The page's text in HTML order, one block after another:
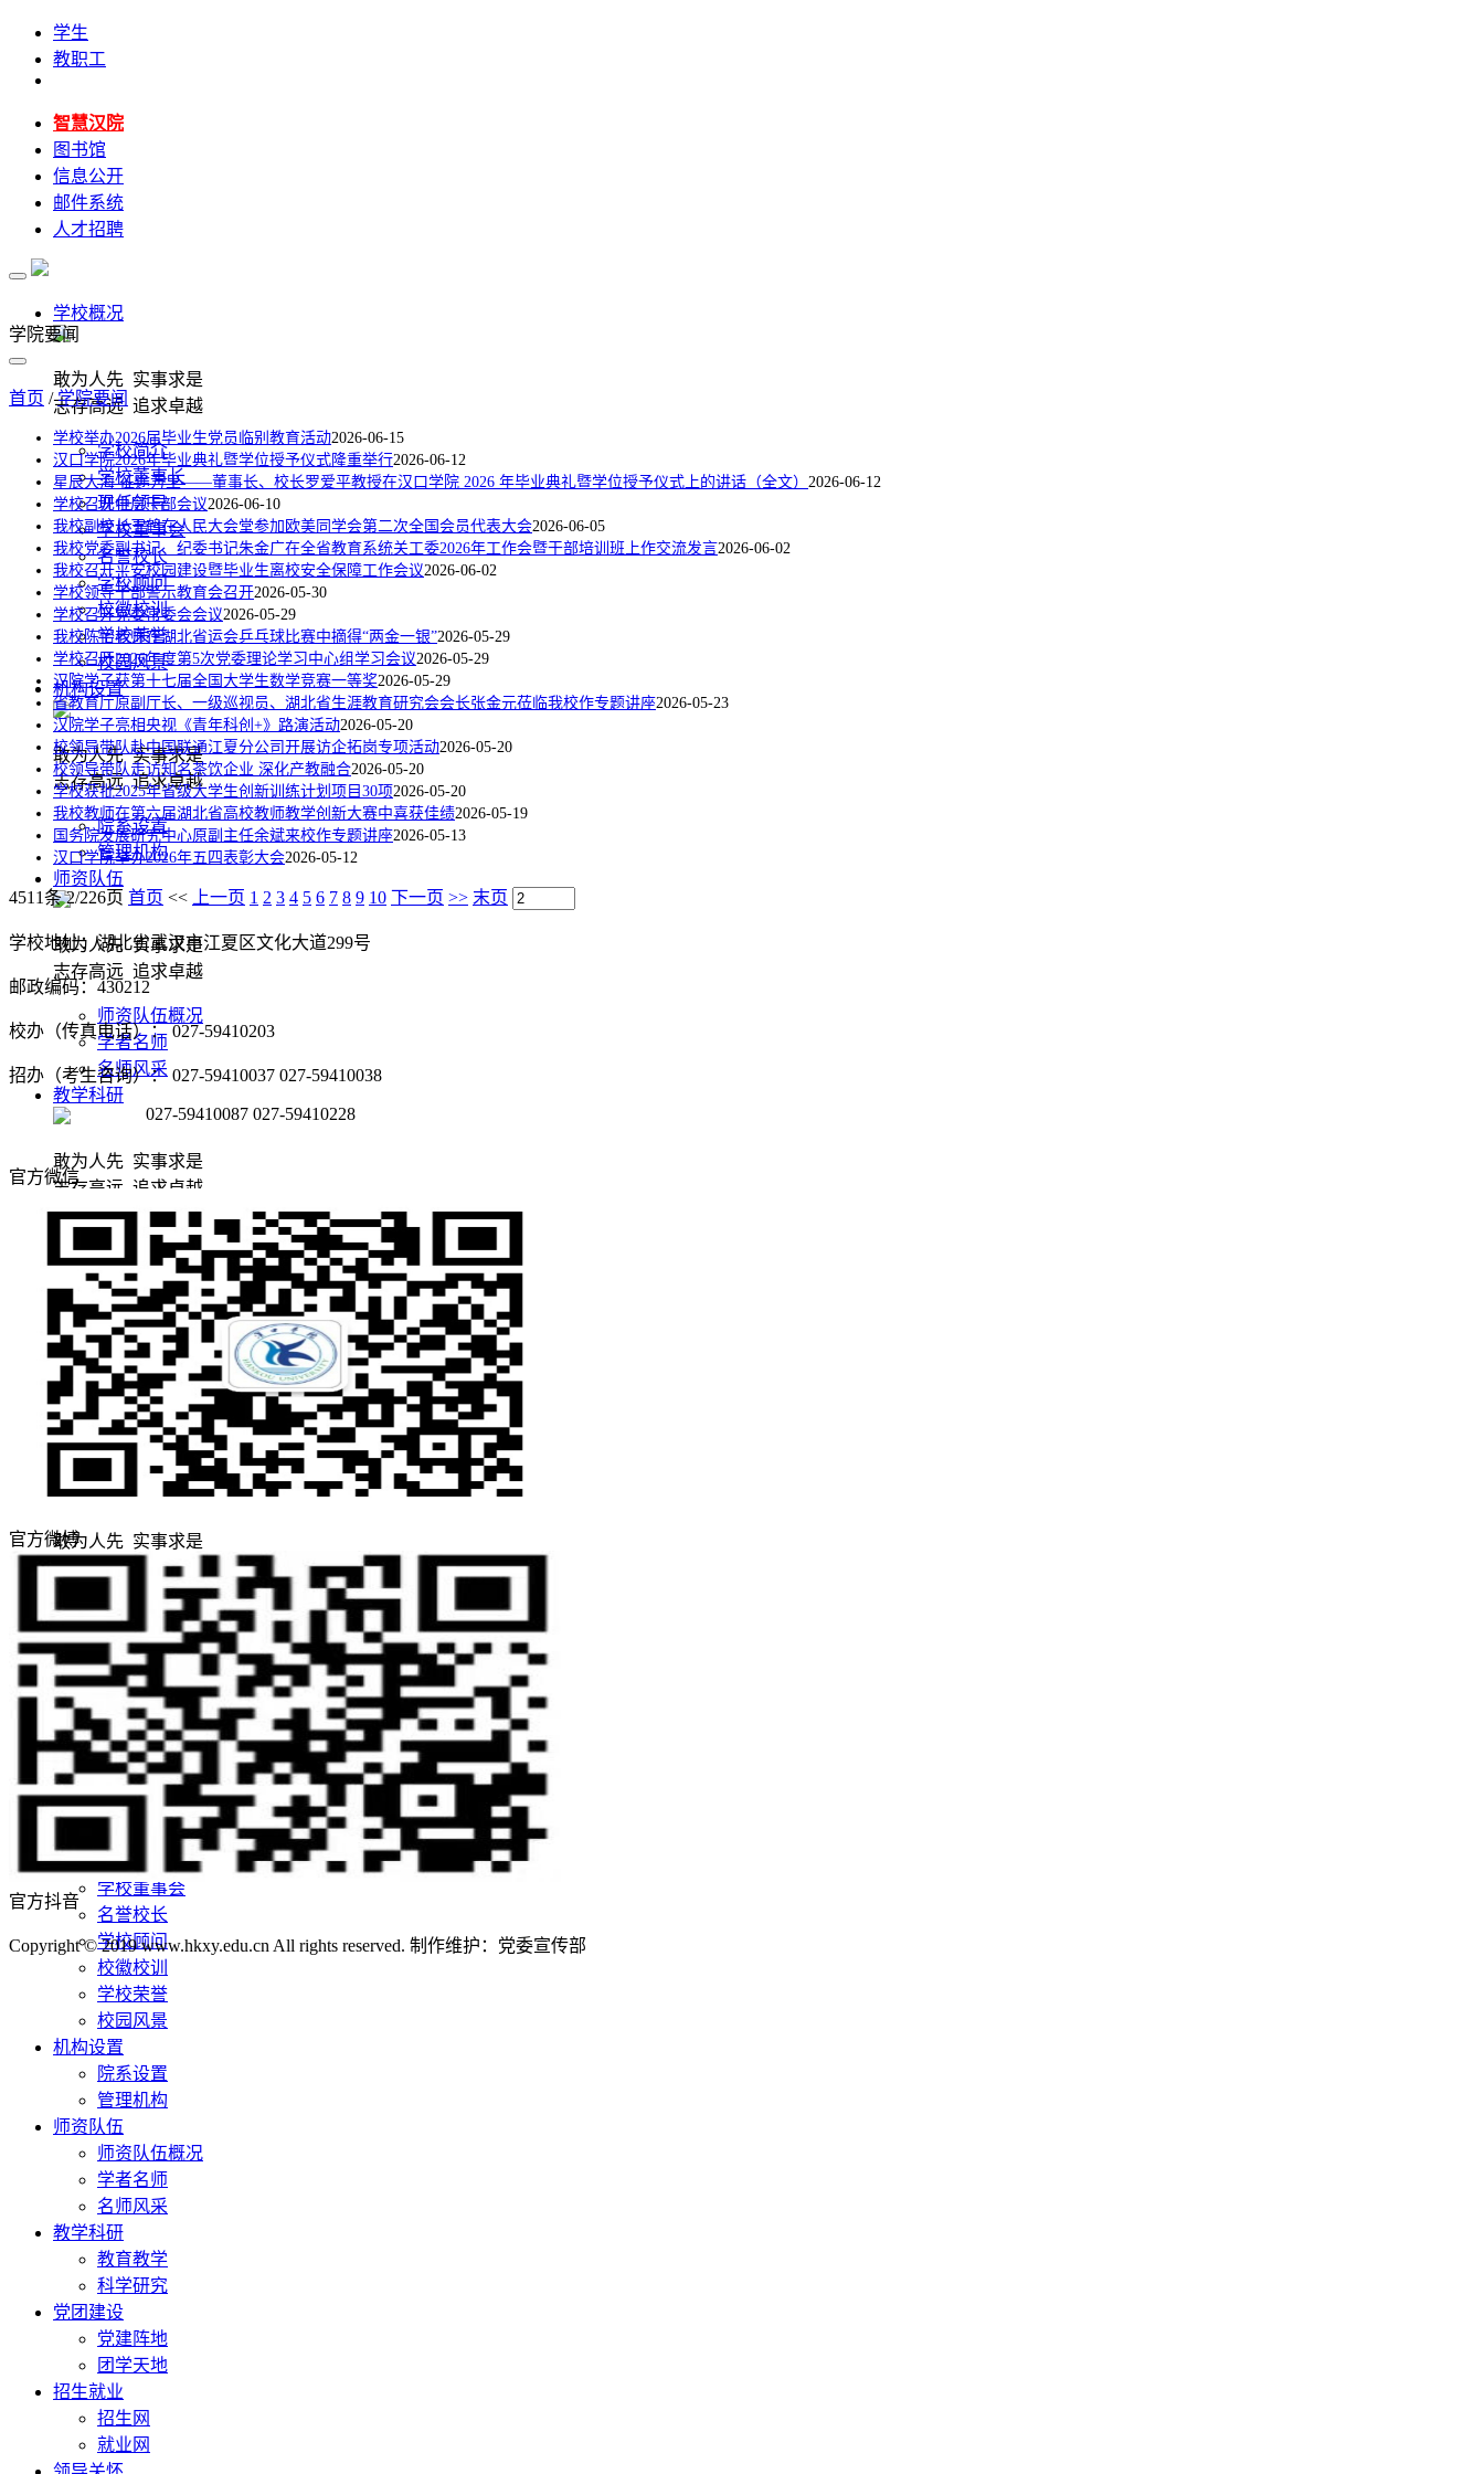
学生
教职工
智慧汉院
图书馆
信息公开
邮件系统
人才招聘
学校概况
敢为人先 实事求是
志存高远 追求卓越
学校简介
学校董事长
现任领导
学校董事会
名誉校长
学校顾问
校徽校训
学校荣誉
校园风景
机构设置
敢为人先 实事求是
志存高远 追求卓越
院系设置
管理机构
师资队伍
敢为人先 实事求是
志存高远 追求卓越
师资队伍概况
学者名师
名师风采
教学科研
敢为人先 实事求是
志存高远 追求卓越
教育教学
科学研究
党团建设
敢为人先 实事求是
志存高远 追求卓越
党建阵地
团学天地
敢为人先 实事求是
志存高远 追求卓越
招生网
就业网
领导关怀
评估工作
合作交流
学校概况
学校简介
学校董事长
现任领导
学校董事会
名誉校长
学校顾问
校徽校训
学校荣誉
校园风景
机构设置
院系设置
管理机构
师资队伍
师资队伍概况
学者名师
名师风采
教学科研
教育教学
科学研究
党团建设
党建阵地
团学天地
招生就业
招生网
就业网
学院要闻
首页 /学院要闻
学校举办2026届毕业生党员临别教育活动2026-06-15
汉口学院2026年毕业典礼暨学位授予仪式隆重举行2026-06-12
星辰大海 征途万里——董事长、校长罗爱平教授在汉口学院 2026 年毕业典礼暨学位授予仪式上的讲话（全文） 2026-06-12
学校召开中层干部会议2026-06-10
我校副校长王鹤在人民大会堂参加欧美同学会第二次全国会员代表大会2026-06-05
我校党委副书记、纪委书记朱金广在全省教育系统关工委2026年工作会暨干部培训班上作交流发言2026-06-02
我校召开平安校园建设暨毕业生离校安全保障工作会议2026-06-02
学校领导干部警示教育会召开2026-05-30
学校召开党委常委会会议2026-05-29
我校陈怡老师在湖北省运会乒乓球比赛中摘得“两金一银”2026-05-29
学校召开2026年度第5次党委理论学习中心组学习会议2026-05-29
汉院学子获第十七届全国大学生数学竞赛一等奖2026-05-29
省教育厅原副厅长、一级巡视员、湖北省生涯教育研究会会长张金元莅临我校作专题讲座2026-05-23
汉院学子亮相央视《青年科创+》路演活动2026-05-20
校领导带队赴中国联通江夏分公司开展访企拓岗专项活动2026-05-20
校领导带队走访知名茶饮企业 深化产教融合2026-05-20
学校获批2025年省级大学生创新训练计划项目30项2026-05-20
我校教师在第六届湖北省高校教师教学创新大赛中喜获佳绩2026-05-19
国务院发展研究中心原副主任余斌来校作专题讲座2026-05-13
汉口学院举办2026年五四表彰大会2026-05-12
4511条 2/226页 首页 << 上一页 1 2 3 4 5 6 7 8 9 10 下一页 >> 末页
学校地址：湖北省武汉市江夏区文化大道299号
邮政编码：430212
校办（传真电话）： 027-59410203
招办（考生咨询）： 027-59410037 027-59410038
027-59410087 027-59410228
官方微信
官方微博
官方抖音
Copyright © 2019 www.hkxy.edu.cn All rights reserved. 制作维护：党委宣传部